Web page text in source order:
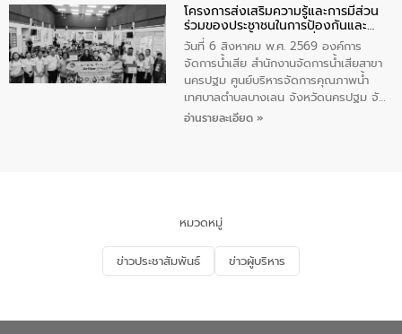
ประชาชน ตัวแทนจากโรงแรมต่างๆ ในเขต
เทศบาลตำบลราไวย์ ศูนย์บริหารจัดการ
คุณภาพน้ำเทศบาลตำบลราไวย์ นำโดยนาย
น้อย แก้วเศษ ผู้จัดการสำนักงานจัดการน้ำ
เสียสาขาภูเก็ต พร้อมด้วยเจ้าหน้าที่ จำนวน
5 คน ร่วมทำกิจกรรม ทำความสะอาด
ชายหาดและแหล่งท่องเที่ยว ณ บริเวณ
โครงการส่งเสริมความรู้และการมีส่วน
ร่วมของประชาชนในการป้องกันและ
แก้ไขปัญหาน้ำเสียอย่างยั่งยืน
วันที่ 6 สิงหาคม พ.ศ. 2569 องค์การ
จัดการน้ำเสีย สำนักงานจัดการน้ำเสียสาขา
นครปฐม ศูนย์บริหารจัดการคุณภาพน้ำ
เทศบาลตำบลบางเลน จังหวัดนครปฐม จัด
กิจกรรมภายใต้โครงการส่งเสริมความรู้และ
จัดการน้ำเสียและสร้างจิตสำนึกในการ
อนุรักษ์สิ่งแวดล้อม ในหัวข้อ “น้ำเสียชุมชน
และการบำบัดน้ำเสียเบื้องต้น” โดยให้ความรู้
เกี่ยวกับสาเหตุและผลกระทบของน้ำเสีย
ณ เทศบาลตำบลบางเลน จังหวัดนครปฐม
อ่านรายละเอียด »
หมวดหมู่
ข่าวประชาสัมพันธ์ ข่าวผู้บริหาร